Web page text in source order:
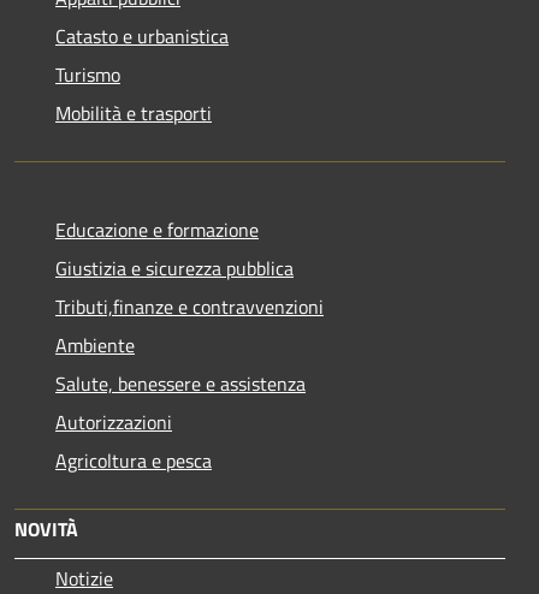
Catasto e urbanistica
Turismo
Mobilità e trasporti
Educazione e formazione
Giustizia e sicurezza pubblica
Tributi,finanze e contravvenzioni
Ambiente
Salute, benessere e assistenza
Autorizzazioni
Agricoltura e pesca
NOVITÀ
Notizie